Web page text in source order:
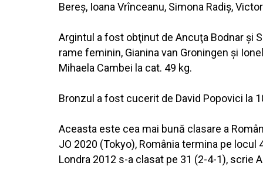
Bereş, Ioana Vrînceanu, Simona Radiş,
Argintul a fost obţinut de Ancuţa Bodnar şi
rame feminin, Gianina van Groningen şi
Mihaela Cambei la cat. 49 kg.
Bronzul a fost cucerit de David Popovici la
Aceasta este cea mai bună clasare a
JO 2020 (Tokyo), România termina pe
Londra 2012 s-a clasat pe 31 (2-4-1), scrie